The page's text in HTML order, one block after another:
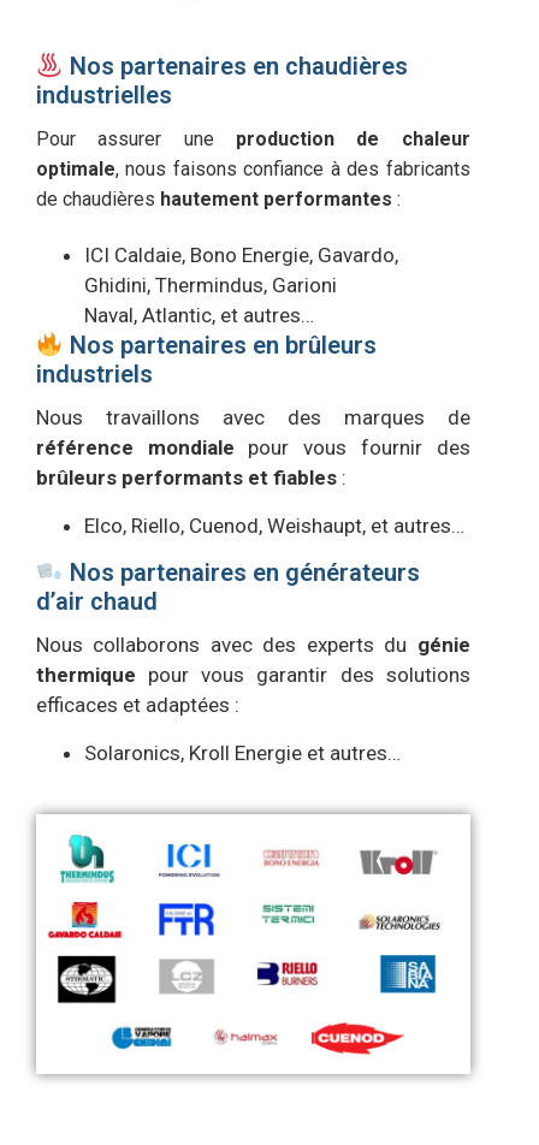
Nos partenaires en chaudières
industrielles
Pour assurer une production de chaleur
optimale, nous faisons confiance à des fabricants
de chaudières hautement performantes :
ICI Caldaie, Bono Energie, Gavardo,
Ghidini, Thermindus, Garioni
Naval, Atlantic, et autres…
Nos partenaires en brûleurs
industriels
Nous travaillons avec des marques de
référence mondiale pour vous fournir des
brûleurs performants et fiables :
Elco, Riello, Cuenod, Weishaupt, et autres…
Nos partenaires en générateurs
d’air chaud
Nous collaborons avec des experts du génie
thermique pour vous garantir des solutions
efficaces et adaptées :
Solaronics, Kroll Energie et autres…